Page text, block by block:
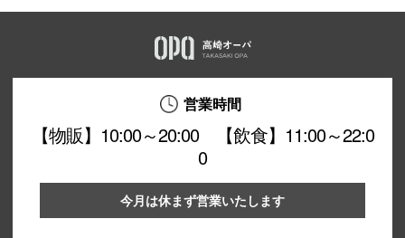
営業時間
【物販】10:00～20:00 【飲食】11:00～22:0
0
今月は休まず営業いたします